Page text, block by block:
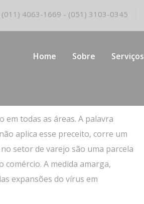
4063-1669 - (051) 3103-0345
Home Sobre Serviços
todas as áreas. A palavra
aplica esse preceito, corre um
setor de varejo são uma parcela
comércio. A medida amarga,
expansões do vírus em